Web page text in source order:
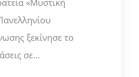
ξεκίνησε το
σε...